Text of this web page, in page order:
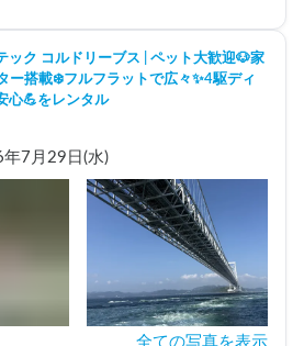
ック コルドリーブス | ペット大歓迎🐶家
ー搭載❄️フルフラットで広々✨️4駆ディ
心💪をレンタル
7月29日(水)
全ての写真を表示